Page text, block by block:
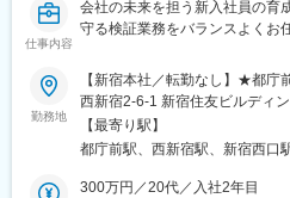
仕事内容
会社の未来を担う新入社員の育
守る検証業務をバランスよくお
勤務地
【新宿本社／転勤なし】★都庁
西新宿2-6-1 新宿住友ビルディ
結（徒歩3分）└各線「新宿」
駅徒歩5分＼駅直結で通勤ラッ
きます！新宿駅からも十分徒歩
【最寄り駅】
都庁前駅、西新宿駅、新宿西口
300万円／20代／入社2年目